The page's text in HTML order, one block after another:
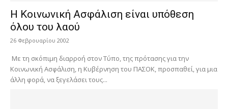
Η Κοινωνική Ασφάλιση είναι υπόθεση
όλου του λαού
26 Φεβρουαρίου 2002
Με τη σκόπιμη διαρροή στον Τύπο, της πρότασης για την
Κοινωνική Ασφάλιση, η Κυβέρνηση του ΠΑΣΟΚ, προσπαθεί, για μια
άλλη φορά, να ξεγελάσει τους...